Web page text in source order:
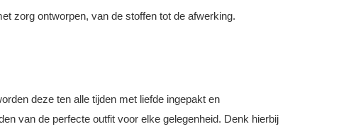
zorg ontworpen, van de stoffen tot de afwerking.
deze ten alle tijden met liefde ingepakt en
van de perfecte outfit voor elke gelegenheid. Denk hierbij